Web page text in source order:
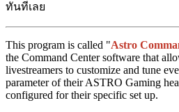
ทันทีเลย
This program is called "Astro
the Command Center software that
livestreamers to customize and tune
parameter of their ASTRO Gaming
configured for their specific set up.